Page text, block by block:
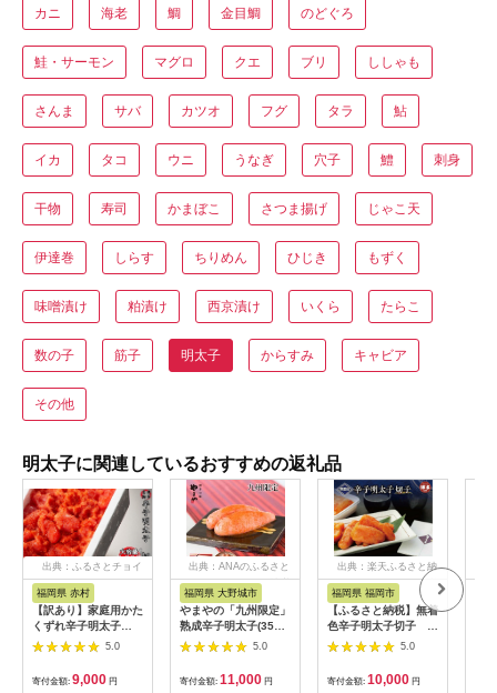
カニ 海老 鯛 金目鯛 のどぐろ
鮭・サーモン マグロ クエ ブリ ししゃも
さんま サバ カツオ フグ タラ 鮎
イカ タコ ウニ うなぎ 穴子 鱧 刺身
干物 寿司 かまぼこ さつま揚げ じゃこ天
伊達巻 しらす ちりめん ひじき もずく
味噌漬け 粕漬け 西京漬け いくら たらこ
数の子 筋子 明太子 からすみ キャビア
その他
明太子に関連しているおすすめの返礼品
出典：ふるさとチョイ
ス
福岡県 赤村
【訳あり】家庭用かた
くずれ辛子明太子
1000g（500g×2パッ
5.0
寄付金額: 9,000 円
出典：ANAのふるさと
納税
福岡県 大野城市
やまやの「九州限定」
熟成辛子明太子(350g)
(大野城市)【配送不可
地域：離島】
5.0
寄付金額: 11,000 円
出典：楽天ふるさと納
福岡県 福岡市
【ふるさと納税】無着
色辛子明太子切子
110g×3個【クール便
不可地域（伊豆・小笠
原諸島）配送不可】 |
緊急支援
5.0
寄付金額: 10,000 円